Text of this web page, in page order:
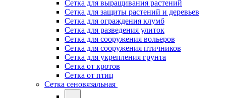
Сетка для выращивания растений
Сетка для защиты растений и деревьев
Сетка для ограждения клумб
Сетка для разведения улиток
Сетка для сооружения вольеров
Сетка для сооружения птичников
Сетка для укрепления грунта
Сетка от кротов
Сетка от птиц
Сетка сеновязальная